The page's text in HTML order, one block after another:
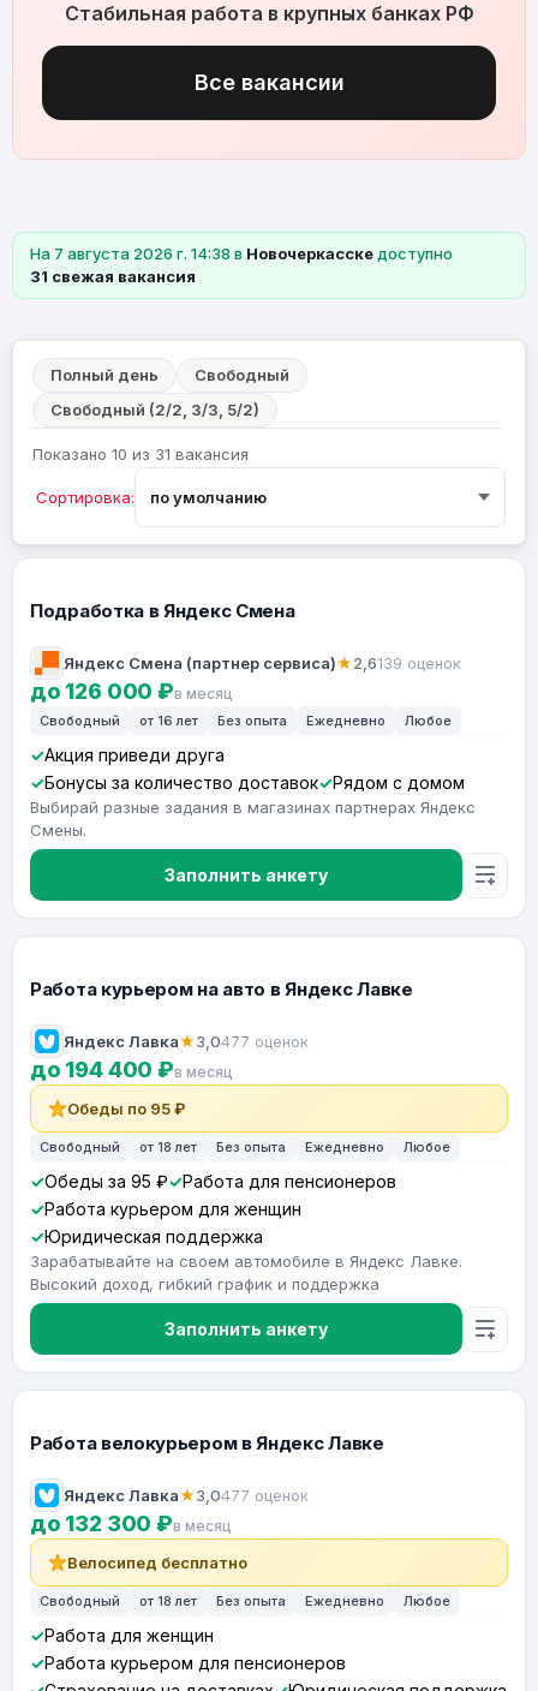
Стабильная работа в крупных банках РФ
Все вакансии
На 7 августа 2026 г. 14:38 в Новочеркасске доступно
31 свежая вакансия
Полный день
Свободный
Свободный (2/2, 3/3, 5/2)
Показано 10 из 31 вакансия
Сортировка:
Подработка в Яндекс Смена
Яндекс Смена (партнер сервиса)★2,6139 оценок
до 126 000 ₽в месяц
Свободный от 16 лет Без опыта Ежедневно Любое
Акция приведи друга
Бонусы за количество доставок
Рядом с домом
Выбирай разные задания в магазинах партнерах Яндекс
Смены.
Заполнить анкету
Работа курьером на авто в Яндекс Лавке
Яндекс Лавка★3,0477 оценок
до 194 400 ₽в месяц
Обеды по 95 ₽
Свободный от 18 лет Без опыта Ежедневно Любое
Обеды за 95 ₽
Работа для пенсионеров
Работа курьером для женщин
Юридическая поддержка
Зарабатывайте на своем автомобиле в Яндекс Лавке.
Высокий доход, гибкий график и поддержка
Заполнить анкету
Работа велокурьером в Яндекс Лавке
Яндекс Лавка★3,0477 оценок
до 132 300 ₽в месяц
Велосипед бесплатно
Свободный от 18 лет Без опыта Ежедневно Любое
Работа для женщин
Работа курьером для пенсионеров